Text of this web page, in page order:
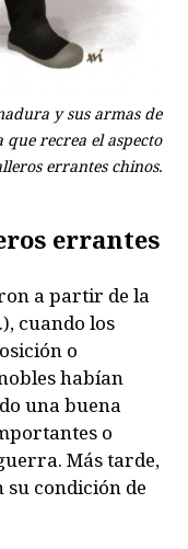
y sus armas de
recrea el aspecto
errantes chinos.
errantes
a partir de la
cuando los
o
habían
una buena
o
Más tarde,
condición de